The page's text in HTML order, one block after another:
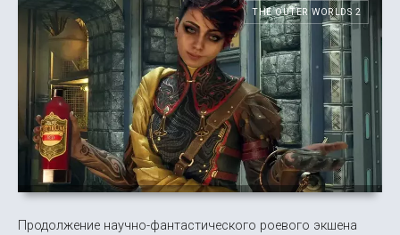
THE OUTER WORLDS 2
Продолжение научно-фантастического роевого экшена